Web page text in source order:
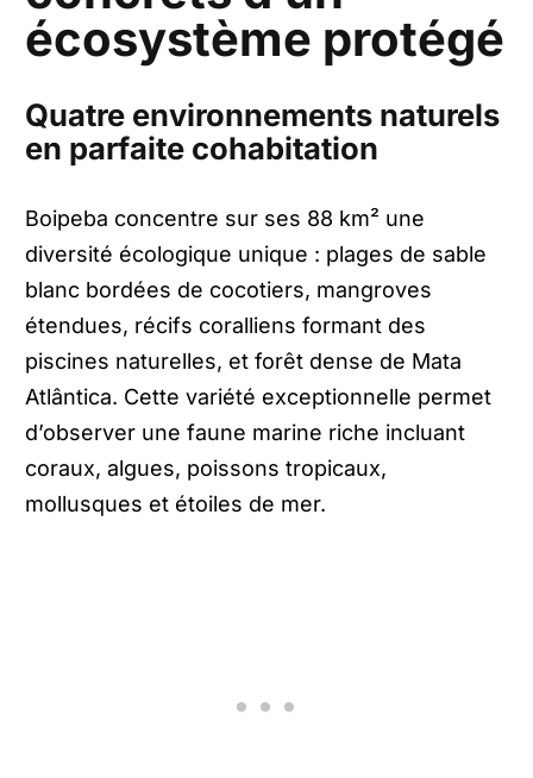
écosystème protégé
Quatre environnements naturels
en parfaite cohabitation
Boipeba concentre sur ses 88 km² une
diversité écologique unique : plages de sable
blanc bordées de cocotiers, mangroves
étendues, récifs coralliens formant des
piscines naturelles, et forêt dense de Mata
Atlântica. Cette variété exceptionnelle permet
d’observer une faune marine riche incluant
coraux, algues, poissons tropicaux,
mollusques et étoiles de mer.